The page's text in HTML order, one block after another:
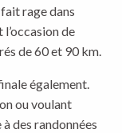
rage dans
de
de 60 et 90 km.
également.
ou voulant
des randonnées